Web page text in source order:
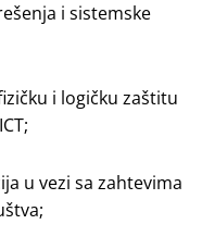
i sistemske
i logičku zaštitu
u vezi sa zahtevima